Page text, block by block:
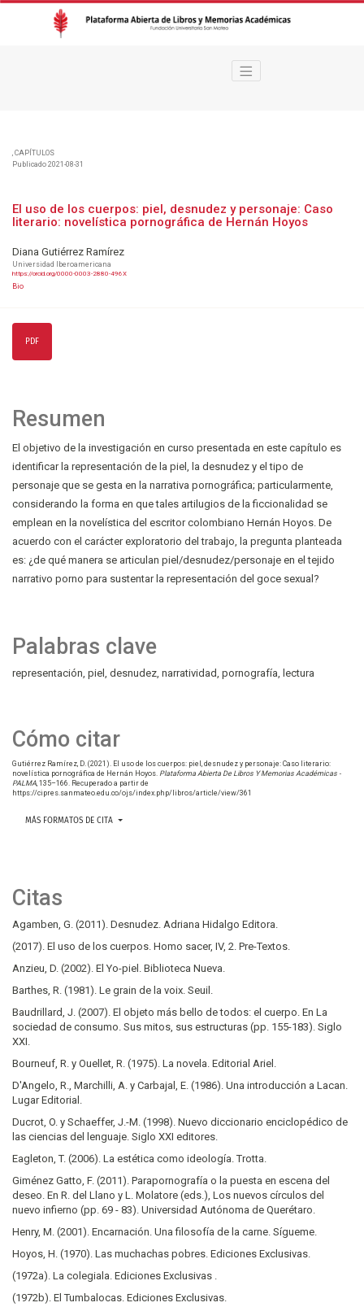
, CAPÍTULOS
El uso de los cuerpos: piel, desnudez y personaje: Caso
literario: novelística pornográfica de Hernán Hoyos
Publicado 2021-08-31
Diana Gutiérrez Ramírez
Universidad Iberoamericana
https://orcid.org/0000-0003-2880-496X
Bio
PDF
Palabras clave
representación piel desnudez narratividad pornografía lectura
Cómo citar
Gutiérrez Ramírez, D. (2021). El uso de los cuerpos: piel, desnudez y personaje: Caso literario:
novelística pornográfica de Hernán Hoyos. Plataforma Abierta De Libros Y Memorias Académicas -
PALMA, 135–166. Recuperado a partir de
https://cipres.sanmateo.edu.co/ojs/index.php/libros/article/view/361
MÁS FORMATOS DE CITA
Resumen
El objetivo de la investigación en curso presentada en este capítulo es
identificar la representación de la piel, la desnudez y el tipo de
personaje que se gesta en la narrativa pornográfica; particularmente,
considerando la forma en que tales artilugios de la ficcionalidad se
emplean en la novelística del escritor colombiano Hernán Hoyos. De
acuerdo con el carácter exploratorio del trabajo, la pregunta planteada
es: ¿de qué manera se articulan piel/desnudez/personaje en el tejido
narrativo porno para sustentar la representación del goce sexual?
Citas
Agamben, G. (2011). Desnudez. Adriana Hidalgo Editora.
(2017). El uso de los cuerpos. Homo sacer, IV, 2. Pre-Textos.
Anzieu, D. (2002). El Yo-piel. Biblioteca Nueva.
Barthes, R. (1981). Le grain de la voix. Seuil.
Baudrillard, J. (2007). El objeto más bello de todos: el cuerpo. En La
sociedad de consumo. Sus mitos, sus estructuras (pp. 155-183). Siglo
XXI.
Bourneuf, R. y Ouellet, R. (1975). La novela. Editorial Ariel.
D'Angelo, R., Marchilli, A. y Carbajal, E. (1986). Una introducción a Lacan.
Lugar Editorial.
Ducrot, O. y Schaeffer, J.-M. (1998). Nuevo diccionario enciclopédico de
las ciencias del lenguaje. Siglo XXI editores.
Eagleton, T. (2006). La estética como ideología. Trotta.
Giménez Gatto, F. (2011). Parapornografía o la puesta en escena del
deseo. En R. del Llano y L. Molatore (eds.), Los nuevos círculos del
nuevo infierno (pp. 69 - 83). Universidad Autónoma de Querétaro.
Henry, M. (2001). Encarnación. Una filosofía de la carne. Sígueme.
Hoyos, H. (1970). Las muchachas pobres. Ediciones Exclusivas.
(1972a). La colegiala. Ediciones Exclusivas .
(1972b). El Tumbalocas. Ediciones Exclusivas.